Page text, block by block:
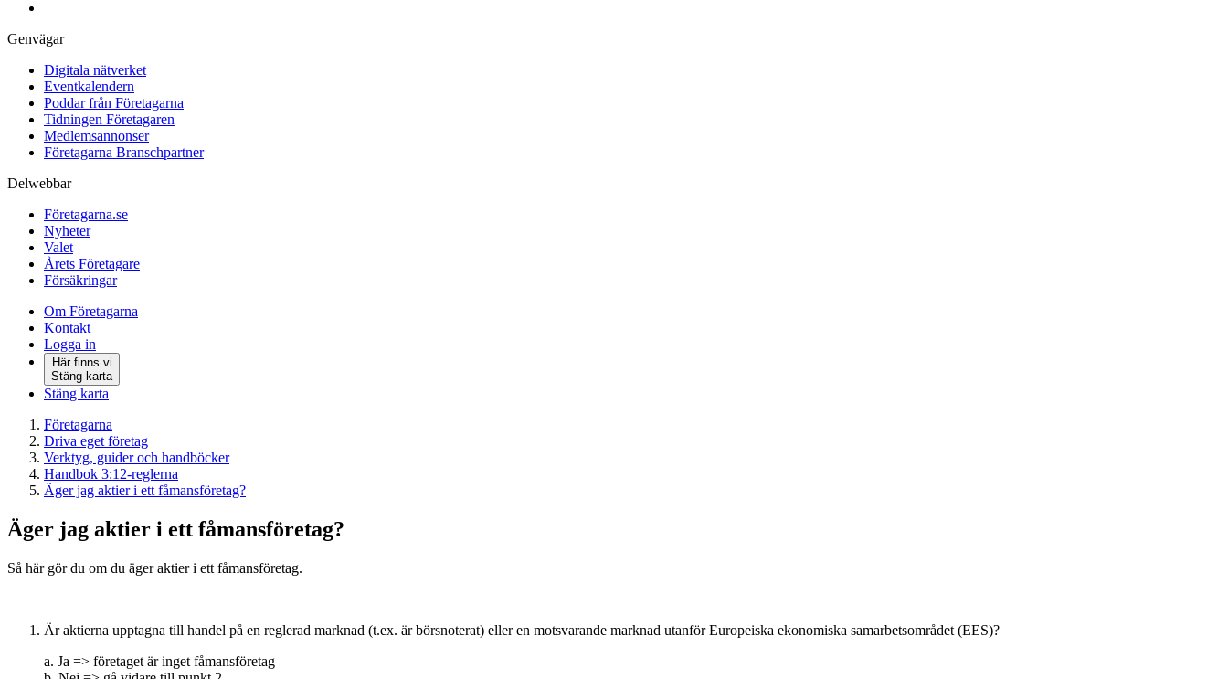
Genvägar
Digitala nätverket
Eventkalendern
Poddar från Företagarna
Tidningen Företagaren
Medlemsannonser
Företagarna Branschpartner
Delwebbar
Företagarna.se
Nyheter
Valet
Årets Företagare
Försäkringar
Om Företagarna
Kontakt
Logga in
Här finns vi
Stäng karta
Stäng karta
Företagarna
Driva eget företag
Verktyg, guider och handböcker
Handbok 3:12-reglerna
Äger jag aktier i ett fåmansföretag?
Äger jag aktier i ett fåmansföretag?
Så här gör du om du äger aktier i ett fåmansföretag.
Är aktierna upptagna till handel på en reglerad marknad (t.ex. är börsnoterat) eller en motsvarande marknad utanför Europeiska ekonomiska samarbetsområdet (EES)?
a. Ja => företaget är inget fåmansföretag